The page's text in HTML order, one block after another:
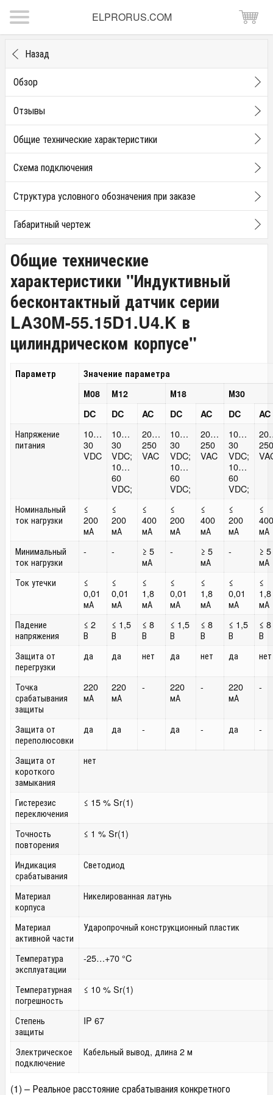
ELPRORUS.COM
Назад
Обзор
Отзывы
Общие технические характеристики
Схема подключения
Структура условного обозначения при заказе
Габаритный чертеж
Общие технические
характеристики "Индуктивный
бесконтактный датчик серии
LA30M-55.15D1.U4.K в
цилиндрическом корпусе"
Параметр
Значение параметра
М08
М12 М18
М30
DC
DC AC DC AC DC AC
Напряжение
питания
10…
30
VDC
10…
30
VDC;
10…
60
VDC;
20…
250
VAC
10…
30
VDC;
10…
60
VDC;
20…
250
VAC
10…
30
VDC;
10…
60
VDC;
Номинальный
ток нагрузки
≤
200
мА
≤
200
мА
≤
400
мА
≤
200
мА
≤
400
мА
≤
200
мА
≤
мА
Минимальный
ток нагрузки
- -
≥ 5
мА
-
≥ 5
мА
-
≥ 5
мА
Ток утечки
≤
0,01
мА
≤
0,01
мА
≤
1,8
мА
≤
0,01
мА
≤
1,8
мА
≤
0,01
мА
≤
1,8
мА
Падение
напряжения
≤ 2
В
≤ 1,5
В
≤ 8
В
≤ 1,5
В
≤ 8
В
≤ 1,5
В
≤ 8
В
Защита от
перегрузки
да да нет да нет да нет
Точка
срабатывания
защиты
220
мА
220
мА
-
220
мА
-
220
мА
-
Защита от
переполюсовки
да да - да - да -
Защита от
короткого
замыкания
нет
Гистерезис
переключения
≤ 15 % Sr(1)
Точность
повторения
≤ 1 % Sr(1)
Индикация
срабатывания
Светодиод
Материал
корпуса
Никелированная латунь
Материал
активной части
Ударопрочный конструкционный пластик
Температура
эксплуатации
-25…+70 °C
Температурная
погрешность
≤ 10 % Sr(1)
Степень
защиты
IP 67
Электрическое
подключение
Кабельный вывод, длина 2 м
(1) – Реальное расстояние срабатывания конкретного